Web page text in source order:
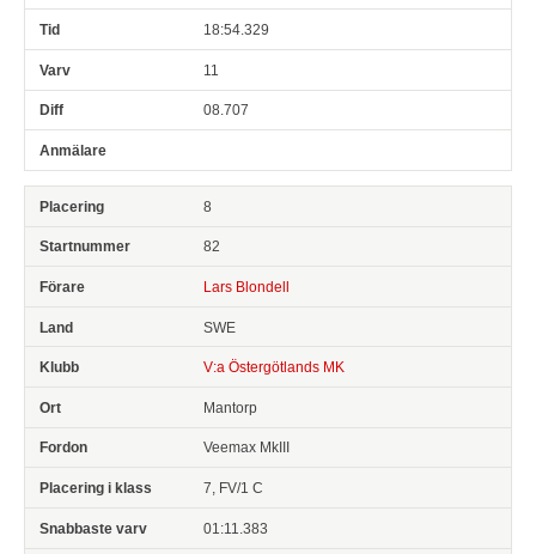
18:54.329
11
08.707
8
82
Lars Blondell
SWE
V:a Östergötlands MK
Mantorp
Veemax MkIII
7, FV/1 C
01:11.383